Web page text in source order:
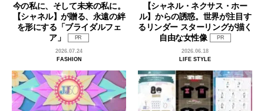
今の私に、そして未来の私に。
【シャネル】が贈る、永遠の絆
を形にする「ブライダルフェ
ア」
PR
2026.07.24
FASHION
【シャネル・ネクサス・ホー
ル】からの誘惑。世界が注目す
るリンダー スターリングが描く
自由な女性像
PR
2026.06.18
LIFE STYLE